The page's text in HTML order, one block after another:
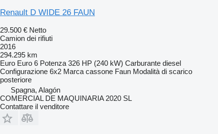
Renault D WIDE 26 FAUN
29.500 € Netto
Camion dei rifiuti
2016
294.295 km
Euro Euro 6 Potenza 326 HP (240 kW) Carburante diesel
Configurazione 6x2 Marca cassone Faun Modalità di scarico
posteriore
Spagna, Alagón
COMERCIAL DE MAQUINARIA 2020 SL
Contattare il venditore